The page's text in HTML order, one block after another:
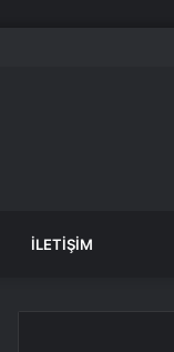
İLETIŞIM